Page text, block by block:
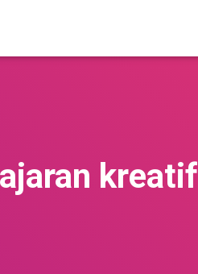
kreatif